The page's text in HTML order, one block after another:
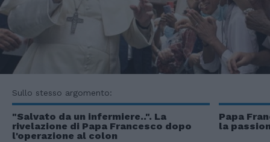
Sullo stesso argomento:
"Salvato da un infermiere..". La
rivelazione di Papa Francesco dopo
l'operazione al colon
Papa
la